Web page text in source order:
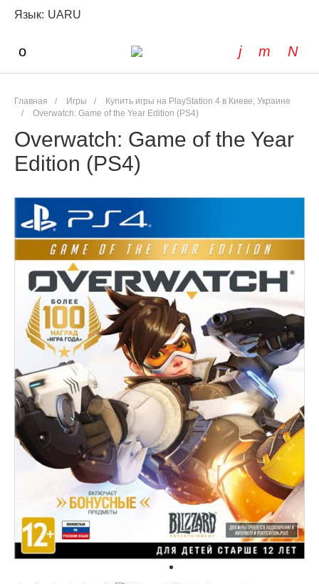
Язык: UARU
Главная / Игры /
Купить игры на PlayStation 4 в Киеве, Украине
/
Overwatch: Game of the Year Edition (PS4)
Overwatch: Game of the Year
Edition (PS4)